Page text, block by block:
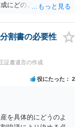
にどのような立場で
依頼を受けているの
ります。母親が貴方
にも、弁護士との連
確認等が含まれてい
る余地はあります。
ある場合には、兄の
親族間で利害対立が
の観点から、委任状
り得ます。 公正証書
割書の必要性
証書遺言の作成
役にたった 2
を具体的にどうのよ